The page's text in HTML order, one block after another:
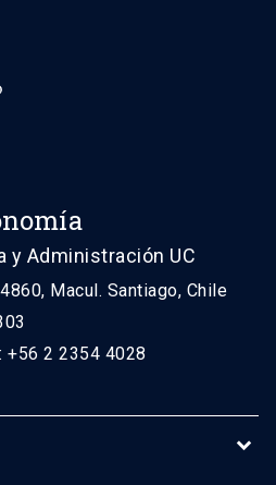
y Administración UC
Macul. Santiago, Chile
+56 2 2354 4028